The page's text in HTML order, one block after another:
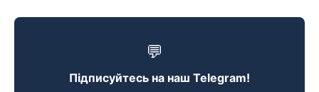
💬
Підписуйтесь на наш Telegram!